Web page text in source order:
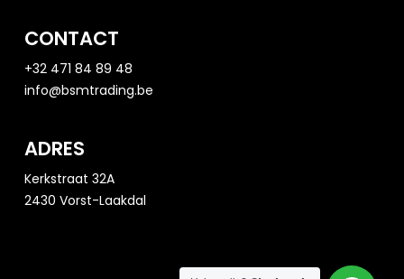
CONTACT
+32 471 84 89 48
info@bsmtrading.be
ADRES
Kerkstraat 32A
2430 Vorst-Laakdal